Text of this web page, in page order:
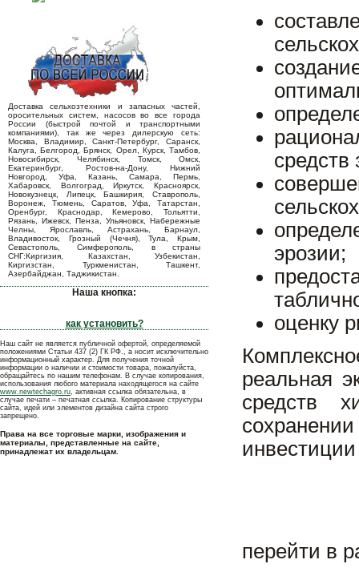
Доставка сельхозтехники и запасных частей,
оросительных систем, насосов во все города
России (быстрой почтой и транспортными
компаниями), так же через дилерскую сеть:
Москва, Владимир, Санкт-Петербург, Саранск,
Калуга, Белгород, Брянск, Орел, Курск, Тамбов,
Новосибирск, Челябинск, Томск, Омск,
Екатеринбург, Ростов-на-Дону, Нижний
Новгород, Уфа, Казань, Самара, Пермь,
Хабаровск, Волгоград, Иркутск, Красноярск,
Новокузнецк, Липецк, Башкирия, Ставрополь,
Воронеж, Тюмень, Саратов, Уфа, Татарстан,
Оренбург, Краснодар, Кемерово, Тольятти,
Рязань, Ижевск, Пенза, Ульяновск, Набережные
Челны, Ярославль, Астрахань, Барнаул,
Владивосток, Грозный (Чечня), Тула, Крым,
Севастополь, Симферополь, в страны
СНГ:Киргизия, Казахстан, Узбекистан,
Киргизстан, Туркменистан, Ташкент,
Азербайджан, Таджикистан.
Наша кнопка:
как установить?
Наш сайт не является публичной офертой, определяемой
положениями Статьи 437 (2) ГК РФ., а носит исключительно
информационный характер. Для получения точной
информации о наличии и стоимости товара, пожалуйста,
обращайтесь по нашим телефонам. В случае копирования,
использования любого материала находящегося на сайте
www.newtechagro.ru, активная ссылка обязательна, в
случае печати – печатная ссылка. Копирование структуры
сайта, идей или элементов дизайна сайта строго
запрещено.
Права на все торговые марки, изображения и
материалы, представленные на сайте,
принадлежат их владельцам.
эрозии;
оценку
реальная
средств
перейти в